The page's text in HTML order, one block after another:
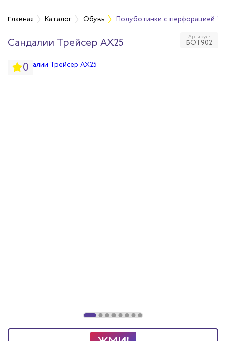
Главная Каталог Обувь Полуботинки с перфорацией
Сандалии Трейсер AX25 Артикул:
БОТ902
0